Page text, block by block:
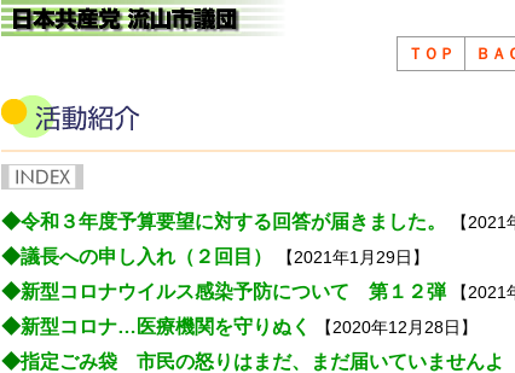
ＴＯＰ ＢＡ
◆令和３年度予算要望に対する回答が届きました。 【2021
◆議長への申し入れ（２回目） 【2021年1月29日】
◆新型コロナウイルス感染予防について 第１２弾【2021
◆新型コロナ…医療機関を守りぬく 【2020年12月28日】
◆指定ごみ袋 市民の怒りはまだ、まだ届いていませんよ